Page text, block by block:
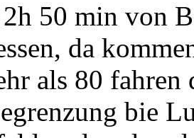
50 min von
da
als 80
bie